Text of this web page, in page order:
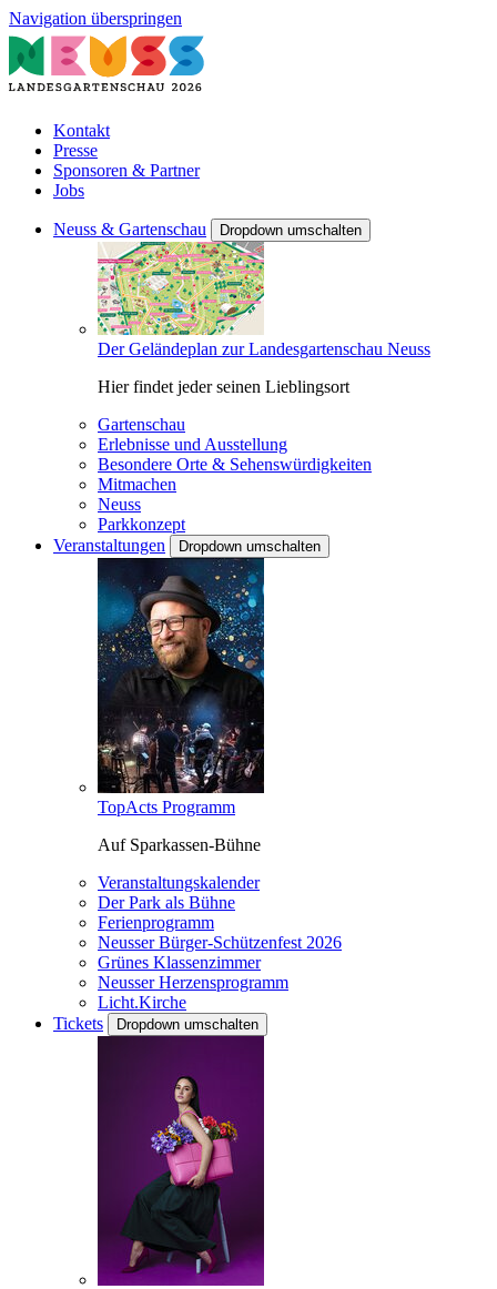
Navigation überspringen
Kontakt
Presse
Sponsoren & Partner
Jobs
Neuss & Gartenschau Dropdown umschalten
Der Geländeplan zur Landesgartenschau Neuss
Hier findet jeder seinen Lieblingsort
Gartenschau
Erlebnisse und Ausstellung
Besondere Orte & Sehenswürdigkeiten
Mitmachen
Neuss
Parkkonzept
Veranstaltungen
Dropdown umschalten
TopActs Programm
Auf Sparkassen-Bühne
Veranstaltungskalender
Der Park als Bühne
Ferienprogramm
Neusser Bürger-Schützenfest 2026
Grünes Klassenzimmer
Neusser Herzensprogramm
Licht.Kirche
Tickets
Dropdown umschalten